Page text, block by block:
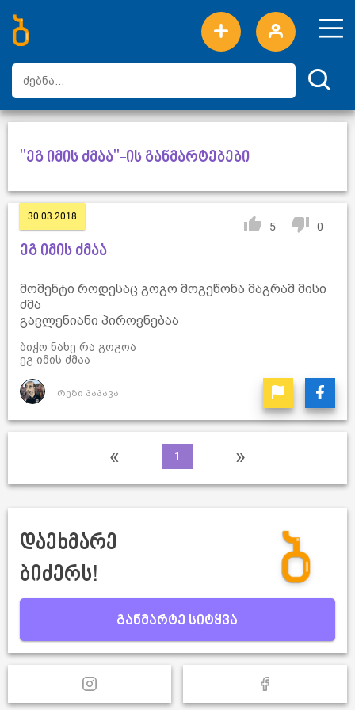
ახალი სიტყვები
ტოპ სიტყვები
დღის ტოპ სიტყვები
ტოპ მომხმარებლები
"ეგ იმის ძმაა"-ის განმარტებები
30.03.2018
5 0
ეგ იმის ძმაა
მომენტი როდესაც გოგო მოგეწონა მაგრამ მისი
ძმა
გავლენიანი პიროვნებაა
ბიჭო ნახე რა გოგოა
ეგ იმის ძმაა
რეზი პაპავა
« 1 »
დაეხმარე
ბიძერს!
განმარტე სიტყვა